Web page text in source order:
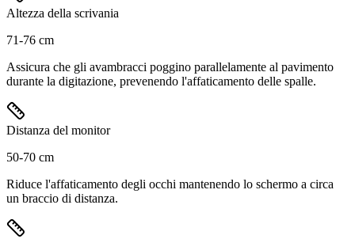
Altezza della scrivania
71-76 cm
Assicura che gli avambracci poggino parallelamente al pavimento
durante la digitazione, prevenendo l'affaticamento delle spalle.
Distanza del monitor
50-70 cm
Riduce l'affaticamento degli occhi mantenendo lo schermo a circa
un braccio di distanza.